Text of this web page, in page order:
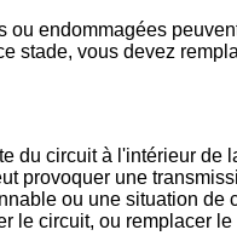
endommagées
stade, vous devez
du circuit à l'intérieur de
provoquer une
ou une situation
le circuit, ou remplacer le